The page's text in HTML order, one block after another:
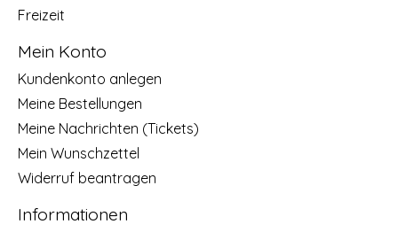
Freizeit
Mein Konto
Kundenkonto anlegen
Meine Bestellungen
Meine Nachrichten (Tickets)
Mein Wunschzettel
Widerruf beantragen
Informationen